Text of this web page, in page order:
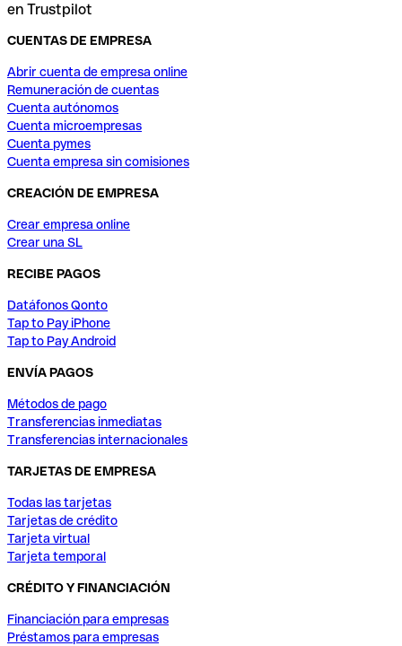
en Trustpilot
CUENTAS DE EMPRESA
Abrir cuenta de empresa online
Remuneración de cuentas
Cuenta autónomos
Cuenta microempresas
Cuenta pymes
Cuenta empresa sin comisiones
CREACIÓN DE EMPRESA
Crear empresa online
Crear una SL
RECIBE PAGOS
Datáfonos Qonto
Tap to Pay iPhone
Tap to Pay Android
ENVÍA PAGOS
Métodos de pago
Transferencias inmediatas
Transferencias internacionales
TARJETAS DE EMPRESA
Todas las tarjetas
Tarjetas de crédito
Tarjeta virtual
Tarjeta temporal
CRÉDITO Y FINANCIACIÓN
Financiación para empresas
Préstamos para empresas